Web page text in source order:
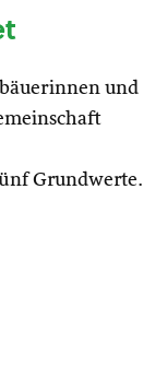
und
Grundwerte.